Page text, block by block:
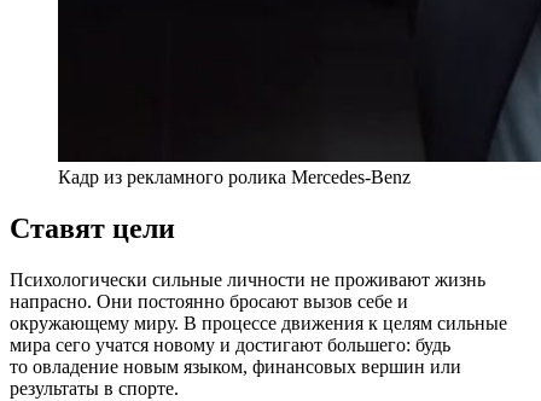
Кадр из рекламного ролика Mercedes-Benz
Ставят цели
Психологически сильные личности не проживают жизнь
напрасно. Они постоянно бросают вызов себе и
окружающему миру. В процессе движения к целям сильные
мира сего учатся новому и достигают большего: будь
то овладение новым языком, финансовых вершин или
результаты в спорте.